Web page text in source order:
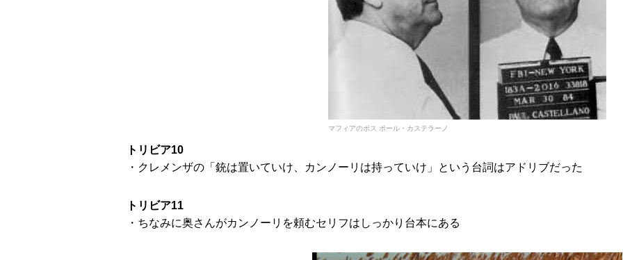
マフィアのボス ポール・カステラーノ
トリビア10
・クレメンザの「銃は置いていけ、カンノーリは持っていけ」という台詞はアドリブだった
トリビア11
・ちなみに奥さんがカンノーリを頼むセリフはしっかり台本にある